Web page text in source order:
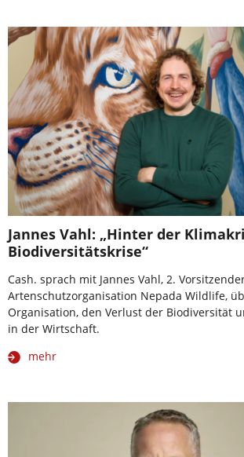
Jannes Vahl: „Hinter der
Biodiversitätskrise“
Cash. sprach mit Jannes Vahl, 2.
Artenschutzorganisation Nepada Wildlife,
Organisation, den Verlust der Biodiversität
in der Wirtschaft.
mehr